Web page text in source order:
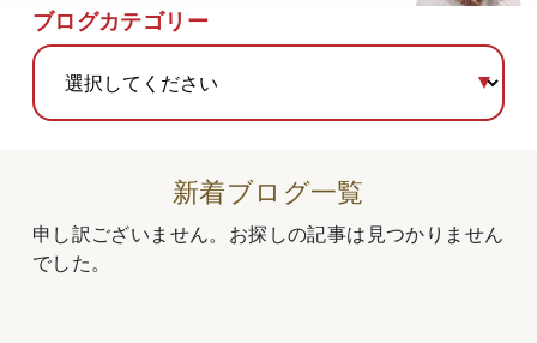
ブログカテゴリー
新着ブログ一覧
申し訳ございません。お探しの記事は見つかりません
でした。